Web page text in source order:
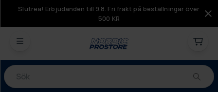
Slutrea! Erbjudanden till 9.8. Fri frakt på beställningar över
500 KR
Produkter